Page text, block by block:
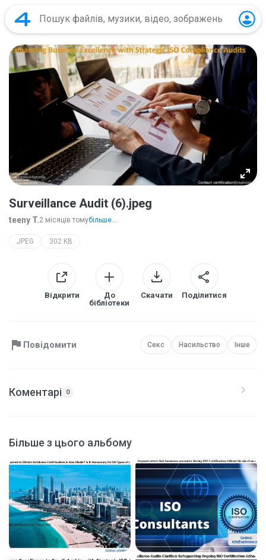
Surveillance Audit (6).jpeg
teeny T.2 місяців томубільше...
JPEG 302 KB
Відкрити
До
бібліотеки
Скачати Поділитися
Повідомити Секс Насильство Інше
Коментарі 0
Більше з цього альбому